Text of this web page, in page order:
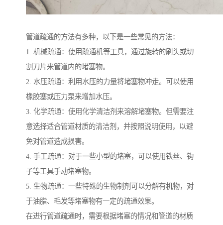
管道疏通的方法有多种，以下是一些常见的方法：
1. 机械疏通：使用疏通机等工具，通过旋转的刷头或切
割刀片来管道内的堵塞物。
2. 水压疏通：利用水压的力量将堵塞物冲走。可以使用
橡胶塞或压力泵来增加水压。
3. 化学疏通：使用化学清洁剂来溶解堵塞物。但需要注
意选择适合管道材质的清洁剂，并按照说明使用，以避
免对管道造成损害。
4. 手工疏通：对于一些小型的堵塞，可以使用铁丝、钩
子等工具手动堵塞物。
5. 生物疏通：一些特殊的生物制剂可以分解有机物，对
于油脂、毛发等堵塞物有一定的疏通效果。
在进行管道疏通时，需要根据堵塞的情况和管道的材质